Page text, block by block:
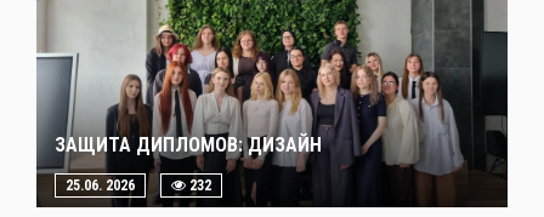
ЗАЩИТА ДИПЛОМОВ: ДИЗАЙН
25.06. 2026 232